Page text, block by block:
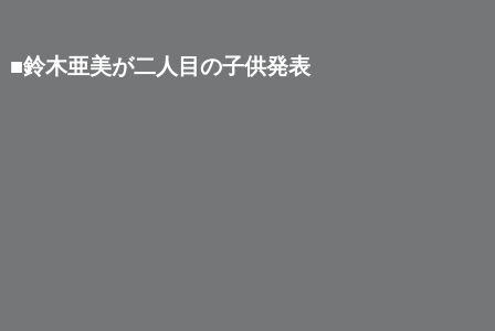
■鈴木亜美が二人目の子供発表